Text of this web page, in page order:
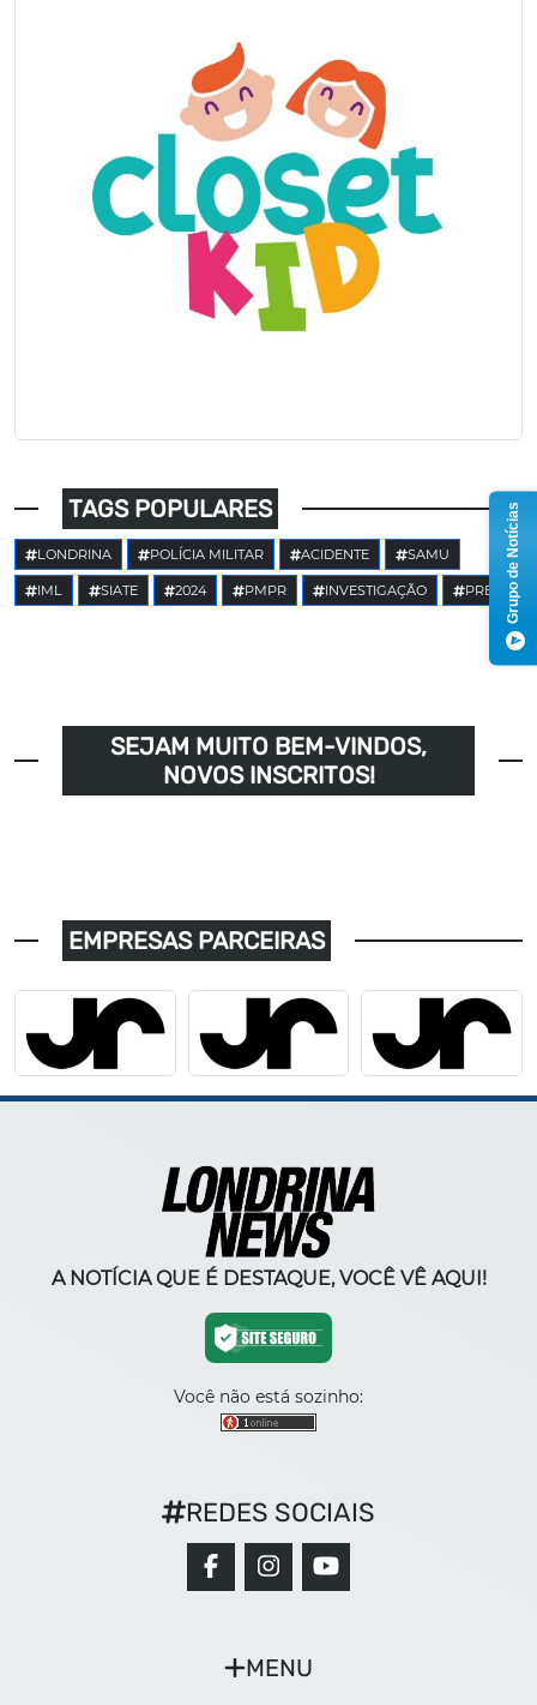
TAGS POPULARES
LONDRINA POLÍCIA MILITAR ACIDENTE SAMU
IML SIATE 2024 PMPR INVESTIGAÇÃO PRE
SEJAM MUITO BEM-VINDOS,
NOVOS INSCRITOS!
EMPRESAS PARCEIRAS
A NOTÍCIA QUE É DESTAQUE, VOCÊ VÊ AQUI!
Você não está sozinho:
MENU
REDES SOCIAIS
Grupo de Notícias